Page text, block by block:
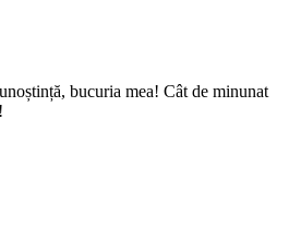
bucuria mea! Cât de minunat